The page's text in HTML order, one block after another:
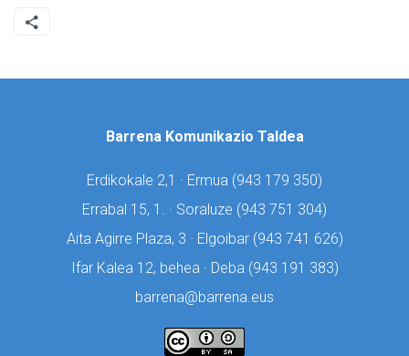
Barrena Komunikazio Taldea
Erdikokale 2,1 · Ermua (943 179 350)
Errabal 15, 1. · Soraluze (943 751 304)
Aita Agirre Plaza, 3 · Elgoibar (943 741 626)
Ifar Kalea 12, behea · Deba (943 191 383)
barrena@barrena.eus